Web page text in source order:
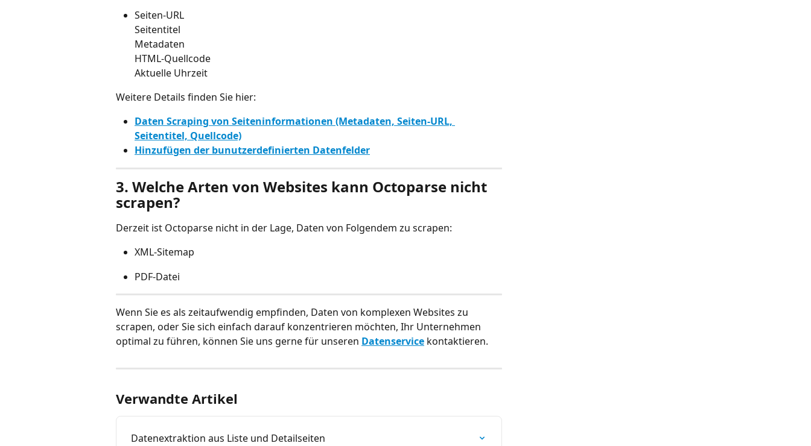
Seiten-URL
Seitentitel
Metadaten
HTML-Quellcode
Aktuelle Uhrzeit
Weitere Details finden Sie hier:
Daten Scraping von Seiteninformationen (Metadaten, Seiten-URL,
Seitentitel, Quellcode)
Hinzufügen der bunutzerdefinierten Datenfelder
3. Welche Arten von Websites kann Octoparse nicht
scrapen?
Derzeit ist Octoparse nicht in der Lage, Daten von Folgendem zu scrapen:
XML-Sitemap
PDF-Datei
Wenn Sie es als zeitaufwendig empfinden, Daten von komplexen Websites zu
scrapen, oder Sie sich einfach darauf konzentrieren möchten, Ihr Unternehmen
optimal zu führen, können Sie uns gerne für unseren Datenservice kontaktieren.
Verwandte Artikel
Datenextraktion aus Liste und Detailseiten